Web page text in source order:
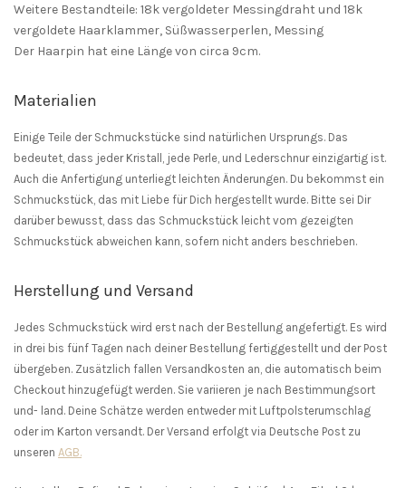
Weitere Bestandteile: 18k vergoldeter Messingdraht und 18k
vergoldete Haarklammer, Süßwasserperlen, Messing
Der Haarpin hat eine Länge von circa 9cm.
Materialien
Einige Teile der Schmuckstücke sind natürlichen Ursprungs. Das
bedeutet, dass jeder Kristall, jede Perle, und Lederschnur einzigartig ist.
Auch die Anfertigung unterliegt leichten Änderungen. Du bekommst ein
Schmuckstück, das mit Liebe für Dich hergestellt wurde. Bitte sei Dir
darüber bewusst, dass das Schmuckstück leicht vom gezeigten
Schmuckstück abweichen kann, sofern nicht anders beschrieben.
Herstellung und Versand
Jedes Schmuckstück wird erst nach der Bestellung angefertigt. Es wird
in drei bis fünf Tagen nach deiner Bestellung fertiggestellt und der Post
übergeben. Zusätzlich fallen Versandkosten an, die automatisch beim
Checkout hinzugefügt werden. Sie variieren je nach Bestimmungsort
und- land. Deine Schätze werden entweder mit Luftpolsterumschlag
oder im Karton versandt. Der Versand erfolgt via Deutsche Post zu
unseren AGB.